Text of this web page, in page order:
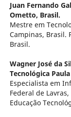
Juan Fernando
Ometto, Brasil.
Mestre em
Campinas, Brasil.
Brasil.
Wagner José da
Tecnológica
Especialista em
Federal de
Educação